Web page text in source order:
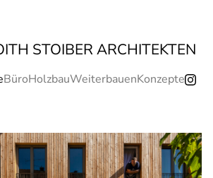
STOIBER ARCHITEKTEN
BüroHolzbauWeiterbauenKonzepte